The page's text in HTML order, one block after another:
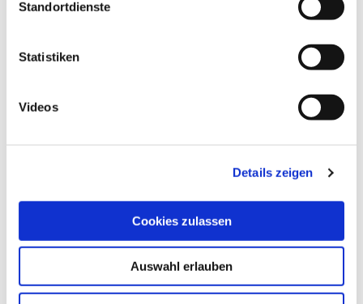
Standortdienste
Statistiken
Videos
Details zeigen
Cookies zulassen
Auswahl erlauben
Nervenschäden nachzuweisen.